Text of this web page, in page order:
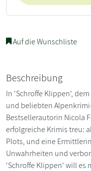
Auf die Wunschliste
Beschreibung
In 'Schroffe Klippen',
und beliebten
Bestsellerautorin Nicola
erfolgreiche Krimis treu:
Plots, und eine
Unwahrheiten und
'Schroffe Klippen' will es